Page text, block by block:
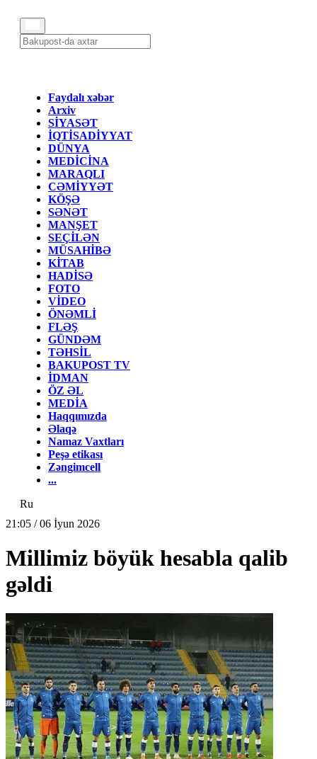
Faydalı xəbər
Arxiv
SİYASƏT
İQTİSADİYYAT
DÜNYA
MEDİCİNA
MARAQLI
CƏMİYYƏT
KÖŞƏ
SƏNƏT
MANŞET
SEÇİLƏN
MÜSAHİBƏ
KİTAB
HADİSƏ
FOTO
VİDEO
ÖNƏMLİ
FLƏŞ
GÜNDƏM
TƏHSİL
BAKUPOST TV
İDMAN
ÖZ ƏL
MEDİA
Haqqımızda
Əlaqə
Namaz Vaxtları
Peşə etikası
Zəngimcell
...
Ru
21:05 / 06 İyun 2026
Millimiz böyük hesabla qalib
gəldi